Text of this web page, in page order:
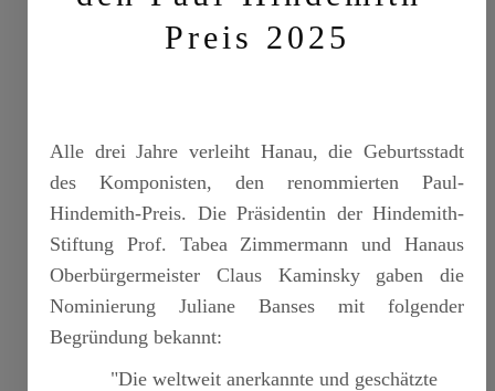
Preis 2025
Alle drei Jahre verleiht Hanau, die Geburtsstadt
des Komponisten, den renommierten Paul-
Hindemith-Preis. Die Präsidentin der Hindemith-
Stiftung Prof. Tabea Zimmermann und Hanaus
Oberbürgermeister Claus Kaminsky gaben die
Nominierung Juliane Banses mit folgender
Begründung bekannt:
"Die weltweit anerkannte und geschätzte